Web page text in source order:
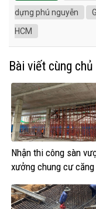
dựng phú nguyễn
HCM
Bài viết cùng chủ
Nhận thi công sàn
xưởng chung cư